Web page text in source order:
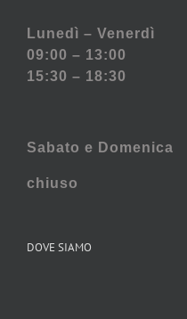
Lunedì – Venerdì
09:00 – 13:00
15:30 – 18:30
Sabato e Domenica
chiuso
DOVE SIAMO